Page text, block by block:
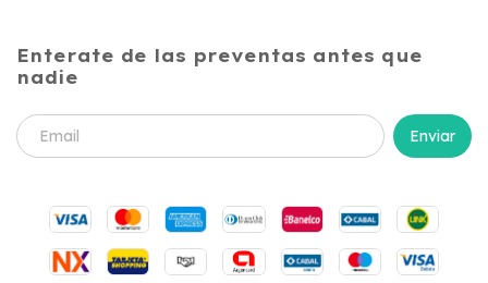
Enterate de las preventas antes que
nadie